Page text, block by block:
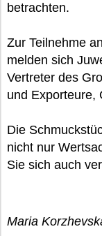
betrachten.
Zur Teilnehme
melden sich
Vertreter des
und Exporteure,
Die
nicht nur
Sie sich auch
Maria